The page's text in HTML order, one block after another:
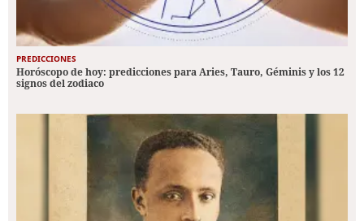
PREDICCIONES
Horóscopo de hoy: predicciones para Aries, Tauro, Géminis y los 12
signos del zodiaco